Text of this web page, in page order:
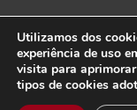
© Todos os
Utilizamos dos
experiência de uso
visita para
tipos de cookies